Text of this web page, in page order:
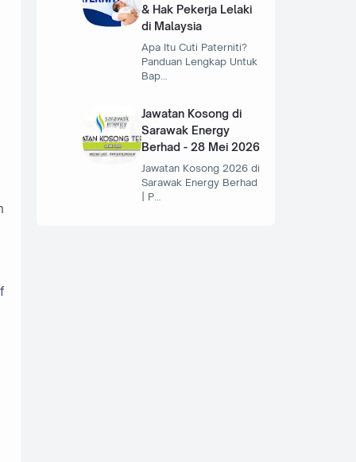
& Hak Pekerja Lelaki
di Malaysia
Apa Itu Cuti Paterniti?
Panduan Lengkap Untuk
Bap…
Jawatan Kosong di
Sarawak Energy
Berhad - 28 Mei 2026
Jawatan Kosong 2026 di
Sarawak Energy Berhad
| P…